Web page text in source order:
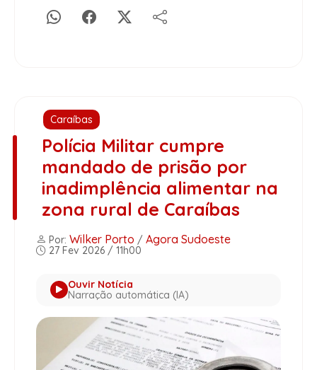
Caraíbas
Polícia Militar cumpre
mandado de prisão por
inadimplência alimentar na
zona rural de Caraíbas
Por: Wilker Porto / Agora Sudoeste
27 Fev 2026 / 11h00
Ouvir Notícia
Narração automática (IA)